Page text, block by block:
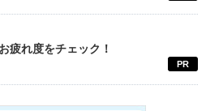
疲れ度をチェック！
PR